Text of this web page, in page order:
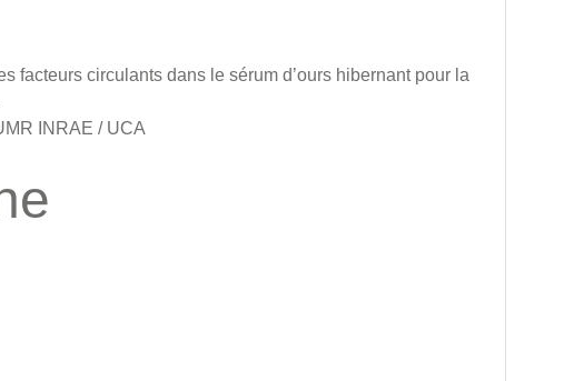
facteurs circulants dans le sérum d’ours hibernant pour la
INRAE / UCA